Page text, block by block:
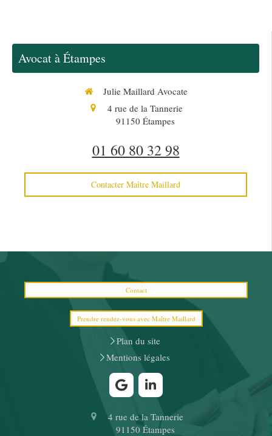
Avocat à Étampes
Julie Maillard Avocate
4 rue de la Tannerie
91150 Étampes
01 60 80 32 98
Contacter Maître Maillard
Contact
Prendre rendez-vous avec Maître Maillard
Plan du site
Mentions légales
4 rue de la Tannerie
91150 Étampes